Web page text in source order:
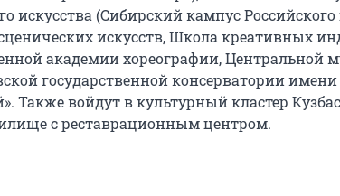
искусства (Сибирский кампус Российского
искусств, Школа креативных
академии хореографии,
государственной консерватории
Также войдут в культурный кластер
с реставрационным центром.